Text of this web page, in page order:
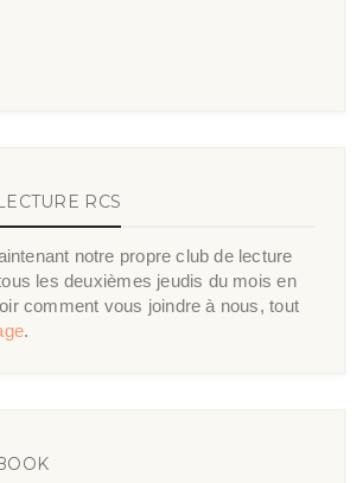
RCS
notre propre club de lecture
les deuxièmes jeudis du mois en
comment vous joindre à nous, tout
.